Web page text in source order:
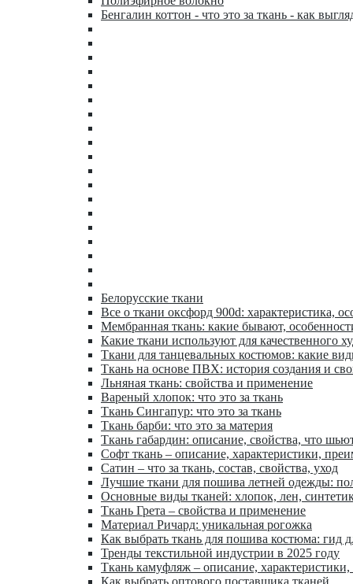
Бенгалин коттон - что это за ткань - как
Белорусские ткани
Все о ткани оксфорд 900d: характеристика,
Мембранная ткань: какие бывают,
Какие ткани используют для качественного
Ткани для танцевальных костюмов: какие
Ткань на основе ПВХ: история создания и
Льняная ткань: свойства и применение
Вареный хлопок: что это за ткань
Ткань Сингапур: что это за ткань
Ткань барби: что это за материя
Ткань габардин: описание, свойства, что
Софт ткань – описание, характеристики,
Сатин – что за ткань, состав, свойства, уход
Лучшие ткани для пошива летней одежды:
Основные виды тканей: хлопок, лен,
Ткань Грета – свойства и применение
Материал Ричард: уникальная рогожка
Как выбрать ткань для пошива костюма: гид
Тренды текстильной индустрии в 2025 году
Ткань камуфляж – описание,
Как выбрать оптового поставщика тканей